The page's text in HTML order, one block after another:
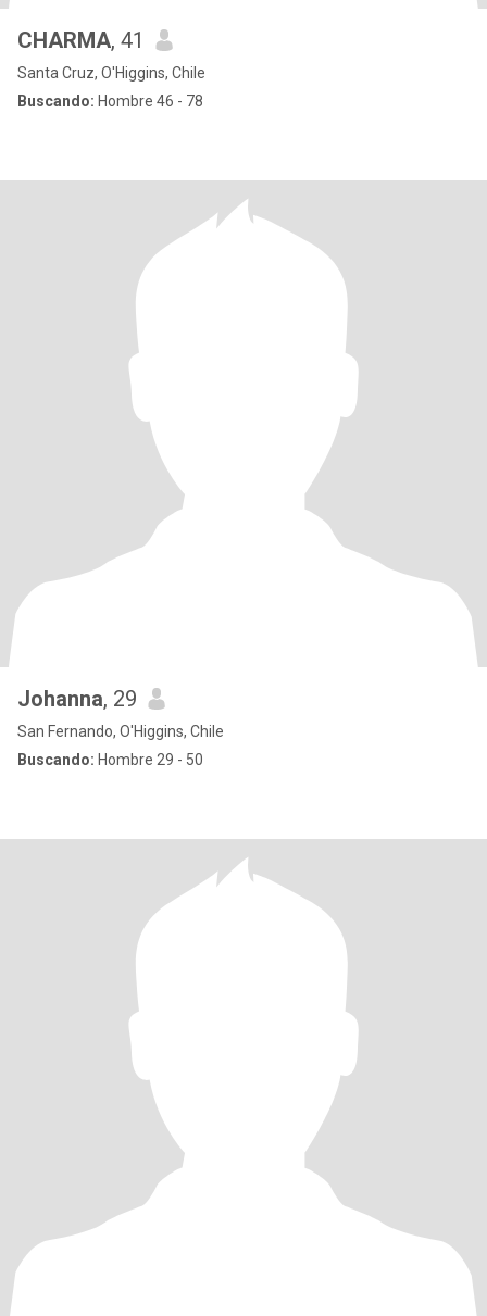
CHARMA, 41
Santa Cruz, O'Higgins, Chile
Buscando: Hombre 46 - 78
Johanna, 29
San Fernando, O'Higgins, Chile
Buscando: Hombre 29 - 50